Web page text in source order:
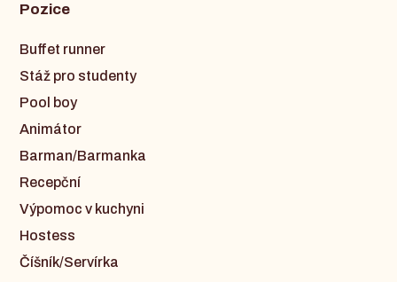
Pozice
Buffet runner
Stáž pro studenty
Pool boy
Animátor
Barman/Barmanka
Recepční
Výpomoc v kuchyni
Hostess
Číšník/Servírka